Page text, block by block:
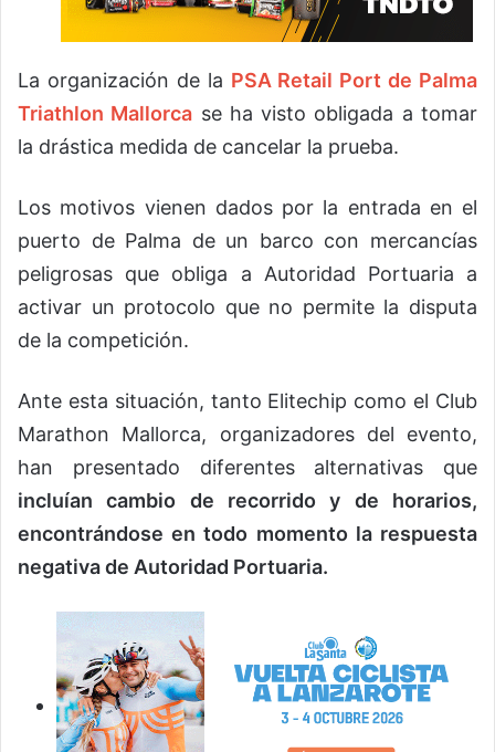
La organización de la PSA Retail Port de Palma
Triathlon Mallorca se ha visto obligada a tomar
la drástica medida de cancelar la prueba.
Los motivos vienen dados por la entrada en el
puerto de Palma de un barco con mercancías
peligrosas que obliga a Autoridad Portuaria a
activar un protocolo que no permite la disputa
de la competición.
Ante esta situación, tanto Elitechip como el Club
Marathon Mallorca, organizadores del evento,
han presentado diferentes alternativas que
incluían cambio de recorrido y de horarios,
encontrándose en todo momento la respuesta
negativa de Autoridad Portuaria.